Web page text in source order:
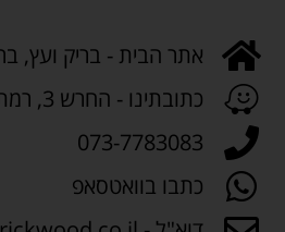
אתר הבית - בריק ועץ,
כתובתינו - החרש 3, רמת השרון
073-7783083
כתבו בוואטסאפ